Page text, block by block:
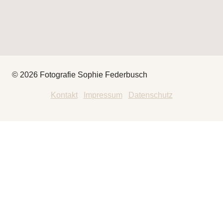
© 2026 Fotografie Sophie Federbusch
Kontakt| Impressum Datenschutz